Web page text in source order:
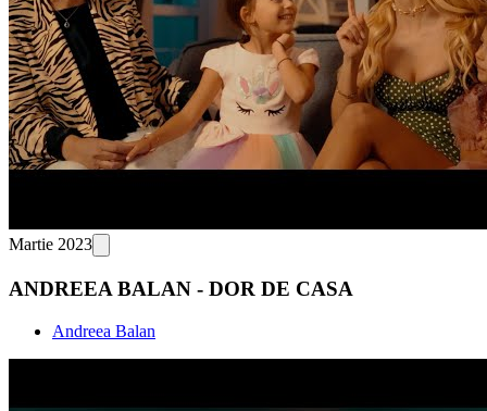
Martie 2023
ANDREEA BALAN - DOR DE CASA
Andreea Balan